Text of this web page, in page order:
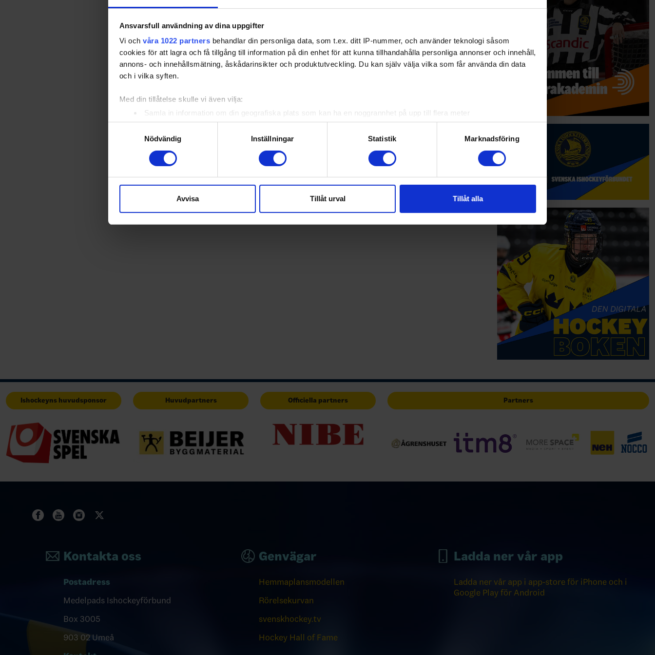
Ansvarsfull användning av dina uppgifter
Vi och våra 1022 partners behandlar din personliga data, som t.ex. ditt IP-nummer, och använder teknologi såsom
cookies för att lagra och få tillgång till information på din enhet för att kunna tillhandahålla personliga annonser och innehåll,
annons- och innehållsmätning, åskådarinsikter och produktutveckling. Du kan själv välja vilka som får använda din data
och i vilka syften.
Med din tillåtelse skulle vi även vilja:
Samla in information om din geografiska plats som kan ha en noggrannhet på upp till flera meter
Identifiera din enhet genom att aktivt skanna den för specifika kännetecken (fingeravtryck)
Ta reda på mer om hur dina personliga uppgifter behandlas och ställ in dina preferenser i
detaljsektionen. Du kan ändra
eller dra tillbaka ditt samtycke när som helst från cookie-förklaringen.
sociala medier och analysera vår trafik. Vi vidarebefordrar även sådana identifierare och annan information från din enhet
till de sociala medier och annons- och analysföretag som vi samarbetar med. Dessa kan i sin tur kombinera informationen
Nödvändig
Inställningar Statistik Marknadsföring
Avvisa Tillåt urval Tillåt alla
2026/2027 har avslutats.
Ishockeyns huvudsponsor Huvudpartners Officiella partners Partners
Kontakta oss
Postadress
Medelpads Ishockeyförbund
Box 3005
903 02 Umeå
Genvägar
Hemmaplansmodellen
Rörelsekurvan
svenskhockey.tv
Hockey Hall of Fame
Ladda ner vår app
Ladda ner vår app i app-store för iPhone och i
Google Play för Android